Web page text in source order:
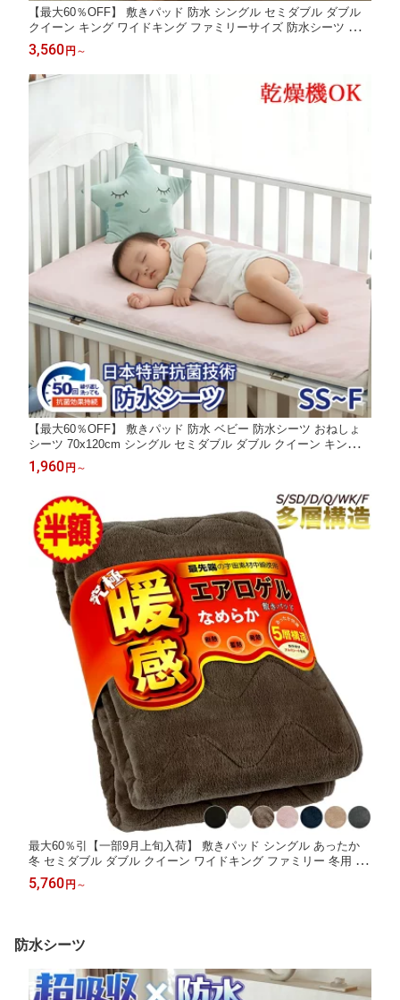
【最大60％OFF】 敷きパッド 防水 シングル セミダブル ダブル
クイーン キング ワイドキング ファミリーサイズ 防水シーツ おね
しょシーツ 防水 シーツ ベッドパッド パッド 洗える 大人用 子ど
も ベビー 赤ちゃん 乾燥機 介護用 おねしょ対策
3,560円 ～
【最大60％OFF】 敷きパッド 防水 ベビー 防水シーツ おねしょ
シーツ 70x120cm シングル セミダブル ダブル クイーン キング
ワイドキング ファミリーサイズ 綿100％ 介護 赤ちゃん 子供 おね
しょ対策 防水パッド 大人 こども 乾燥機 保育園 幼稚園 キッズ
1,960円 ～
最大60％引【一部9月上旬入荷】 敷きパッド シングル あったか
冬 セミダブル ダブル クイーン ワイドキング ファミリー 冬用 シ
ーツ 発熱 保温 おしゃれ フランネル エアロゲル 静電気防止 ベッ
ドパッド 冬用敷きパッド 冬用シーツ 敷きパット 敷パッド 敷パッ
5,760円 ～
防水シーツ